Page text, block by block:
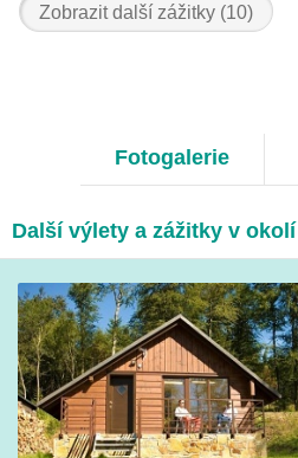
Zobrazit další zážitky (10)
Fotogalerie
Další výlety a zážitky v okolí